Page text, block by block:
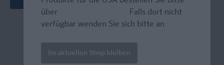
über
. Falls dort nicht
verfügbar wenden Sie sich bitte an
.
Im aktuellen Shop bleiben